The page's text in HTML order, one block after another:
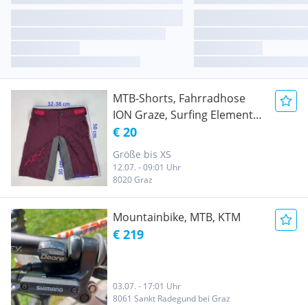
MTB-Shorts, Fahrradhose
ION Graze, Surfing Elements,
24-25 / XS
€ 20
Größe bis XS
12.07. - 09:01 Uhr
8020 Graz
Mountainbike, MTB, KTM
€ 219
03.07. - 17:01 Uhr
8061 Sankt Radegund bei Graz